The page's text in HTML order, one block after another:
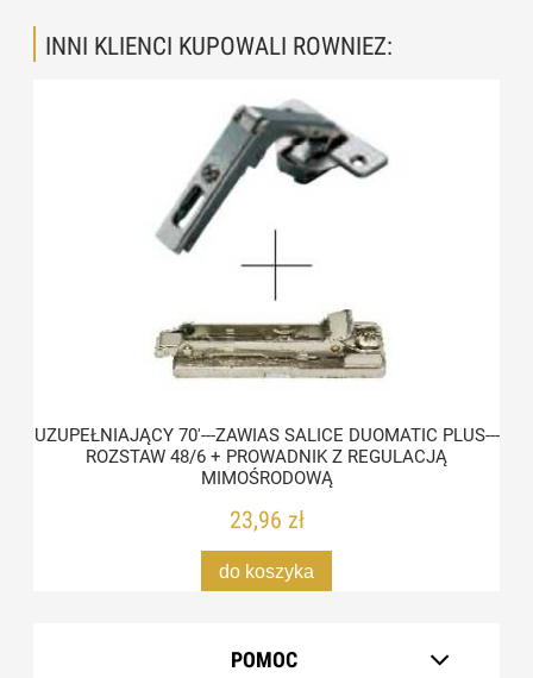
INNI KLIENCI KUPOWALI ROWNIEZ:
UZUPEŁNIAJĄCY 70'---ZAWIAS SALICE DUOMATIC PLUS---
ROZSTAW 48/6 + PROWADNIK Z REGULACJĄ
MIMOŚRODOWĄ
23,96 zł
do koszyka
POMOC